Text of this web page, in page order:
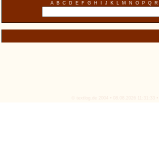
A B C D E F G H J K L M N O P Q R
© textlog.de 2004 • 08.08.2026 11:31:33 •